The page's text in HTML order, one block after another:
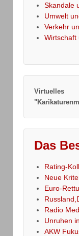
Skandale
Umwelt
Verkehr
Wirtschaft
Virtuelles
Das
Rating-
Neue
Euro-
Radio
Unruhen
AKW